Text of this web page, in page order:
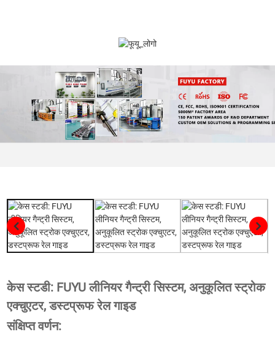
केस स्टडी: FUYU लीनियर गैन्ट्री सिस्टम, अनुकूलित स्ट्रोक
एक्चुएटर, डस्टप्रूफ रेल गाइड
संक्षिप्त वर्णन: